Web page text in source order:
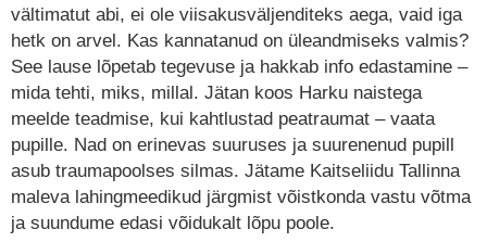
vältimatut abi, ei ole viisakusväljenditeks aega, vaid iga
hetk on arvel. Kas kannatanud on üleandmiseks valmis?
See lause lõpetab tegevuse ja hakkab info edastamine –
mida tehti, miks, millal. Jätan koos Harku naistega
meelde teadmise, kui kahtlustad peatraumat – vaata
pupille. Nad on erinevas suuruses ja suurenenud pupill
asub traumapoolses silmas. Jätame Kaitseliidu Tallinna
maleva lahingmeedikud järgmist võistkonda vastu võtma
ja suundume edasi võidukalt lõpu poole.